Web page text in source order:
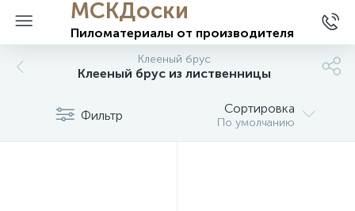
МСКДоски
Пиломатериалы от производителя
Клееный брус
Клееный брус из лиственницы
Фильтр Сортировка
По умолчанию